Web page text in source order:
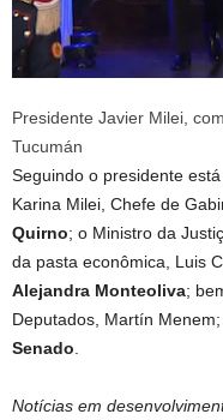
Presidente Javier Milei,
Tucumán
Seguindo o presidente
Karina Milei, Chefe de
Quirno; o Ministro da
da pasta econômica, Luis
Alejandra Monteoliva;
Deputados, Martín
Senado
Notícias em